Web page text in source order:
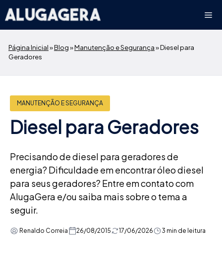
para
o
conteúdo
Página Inicial»Blog»Manutenção e Segurança»Diesel para
Geradores
MANUTENÇÃO E SEGURANÇA
Diesel para Geradores
Precisando de diesel para geradores de
energia? Dificuldade em encontrar óleo diesel
para seus geradores? Entre em contato com
AlugaGera e/ou saiba mais sobre o tema a
seguir.
Renaldo Correia 26/08/2015 17/06/2026 3 min de leitura